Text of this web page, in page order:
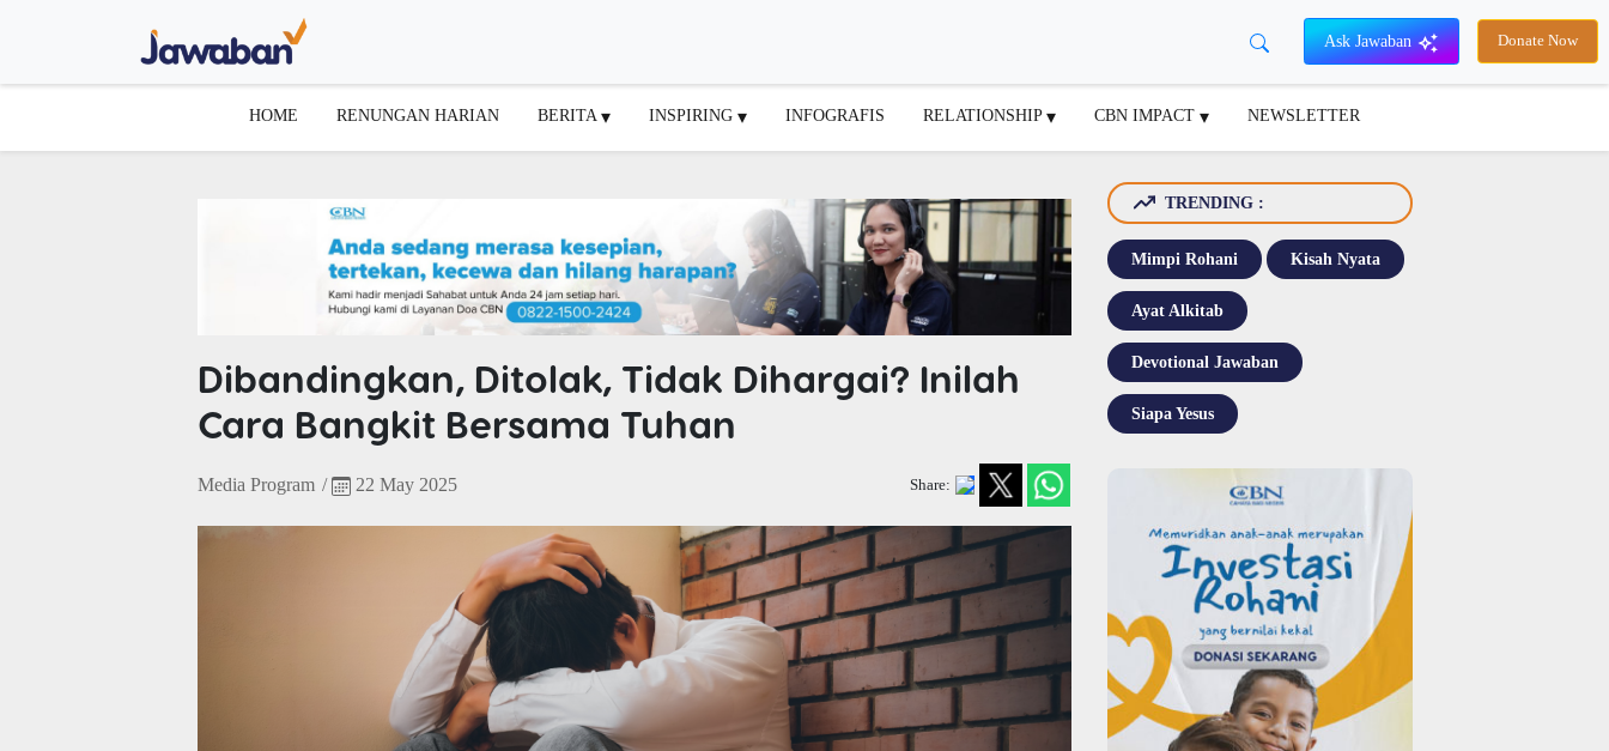
Ask Jawaban Donate Now
HOME RENUNGAN HARIAN BERITA INSPIRING INFOGRAFIS RELATIONSHIP CBN IMPACT NEWSLETTER
Dibandingkan, Ditolak, Tidak Dihargai? Inilah
Cara Bangkit Bersama Tuhan
Media Program / 22 May 2025 Share:
TRENDING :
Mimpi Rohani Kisah Nyata
Ayat Alkitab
Devotional Jawaban
Siapa Yesus